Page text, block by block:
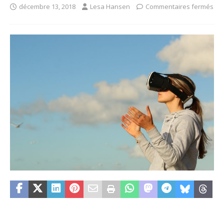
décembre 13, 2018 Lesa Hansen Commentaires fermés